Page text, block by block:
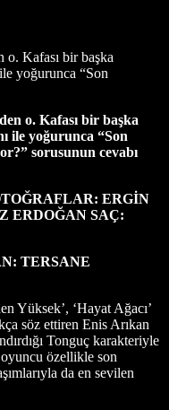
o. Kafası bir başka
yoğurunca “Son
o. Kafası bir başka
ile yoğurunca “Son
sorusunun cevabı
ERGİN
ERDOĞAN SAÇ:
TERSANE
Yüksek’, ‘Hayat Ağacı’
söz ettiren Enis Arıkan
Tonguç karakteriyle
özellikle son
da en sevilen